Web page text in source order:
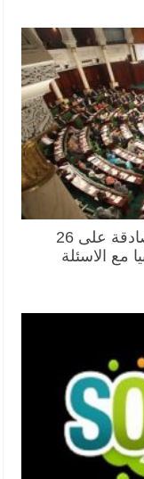
حصيلة الدورة الرابعة للبرلمان…المصادقة على 26
مع الاسئلة